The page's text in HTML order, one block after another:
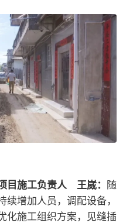
目施工负责人 王崴：
随
增加人员，调配设备，
化施工组织方案，见缝插